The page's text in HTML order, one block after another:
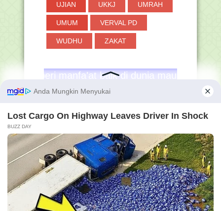
UJIAN UKKJ UMRAH
UMUM VERVAL PD
WUDHU ZAKAT
manfa'at baik di dunia maupun di akhirat.
p GRATIS
g Hanapi
Bani
56,043,53
0
Online